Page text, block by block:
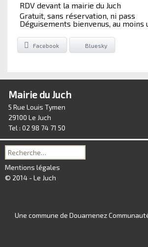
RDV devant la mairie du Juch
Gratuit, sans réservation, ni pass
Déguisements bienvenus, au moins
Facebook Bluesky
Mairie du Juch
5 Rue Louis Tymen
29100 Le Juch
Tel : 02 98 74 71 50
Recherche
pour :
Mentions légales
© 2014 - Le Juch
Une commune de Douarnenez